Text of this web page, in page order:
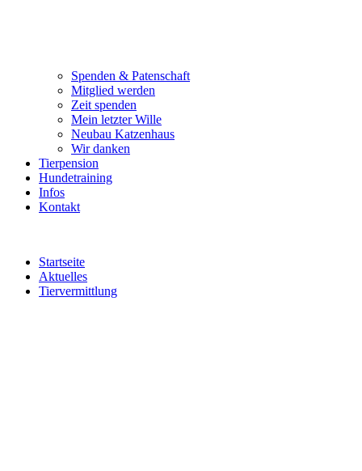
Spenden & Patenschaft
Mitglied werden
Zeit spenden
Mein letzter Wille
Neubau Katzenhaus
Wir danken
Tierpension
Hundetraining
Infos
Kontakt
Startseite
Aktuelles
Tiervermittlung